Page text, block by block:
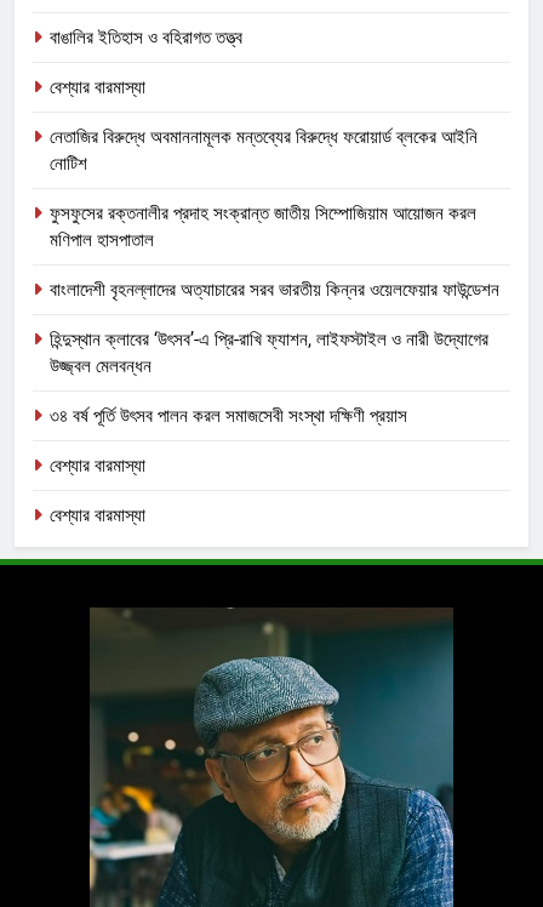
বাঙালির ইতিহাস ও বহিরাগত তত্ত্ব
বেশ্যার বারমাস্যা
নেতাজির বিরুদ্ধে অবমাননামূলক মন্তব্যের বিরুদ্ধে ফরোয়ার্ড ব্লকের আইনি
নোটিশ
ফুসফুসের রক্তনালীর প্রদাহ সংক্রান্ত জাতীয় সিম্পোজিয়াম আয়োজন করল
মণিপাল হাসপাতাল
বাংলাদেশী বৃহনল্লাদের অত্যাচারের সরব ভারতীয় কিন্নর ওয়েলফেয়ার ফাউন্ডেশন
হিন্দুস্থান ক্লাবের ‘উৎসব’-এ প্রি-রাখি ফ্যাশন, লাইফস্টাইল ও নারী উদ্যোগের
উজ্জ্বল মেলবন্ধন
৩৪ বর্ষ পূর্তি উৎসব পালন করল সমাজসেবী সংস্থা দক্ষিণী প্রয়াস
বেশ্যার বারমাস্যা
বেশ্যার বারমাস্যা